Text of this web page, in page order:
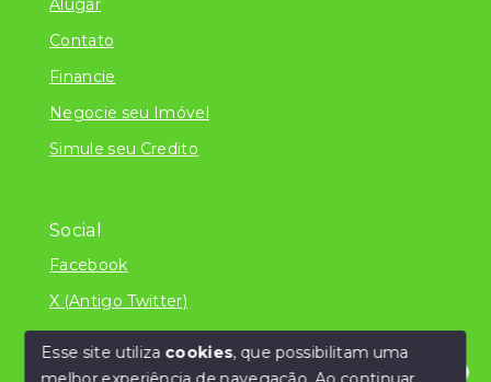
Contato
Financie
Negocie seu Imóvel
Simule seu Credito
Social
Facebook
X (Antigo Twitter)
Esse site utiliza cookies, que possibilitam uma